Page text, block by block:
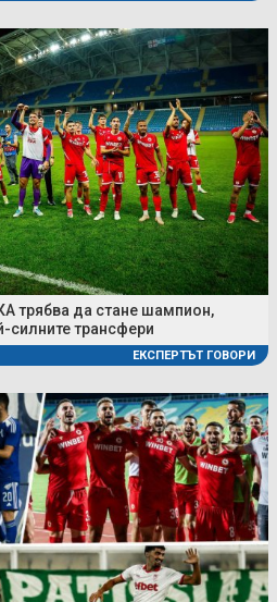
трябва да стане шампион,
силните трансфери
ЕКСПЕРТЪТ ГОВОРИ